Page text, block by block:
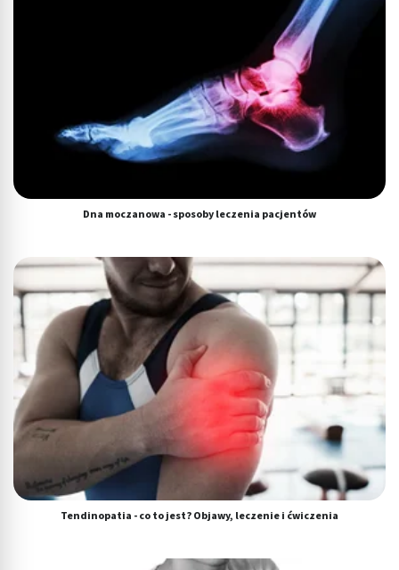
Dna moczanowa - sposoby leczenia pacjentów
Tendinopatia - co to jest? Objawy, leczenie i ćwiczenia